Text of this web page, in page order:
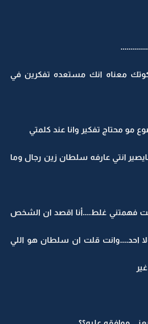
معناه انك مستعده تفكرين في
مو محتاج تفكير وانا عند كلمتي
انتي عارفه سلطان زين رجال وما
فهمتني غلط....أنا اقصد ان الشخص
ولا احد....وانت قلت ان سلطان هو اللي